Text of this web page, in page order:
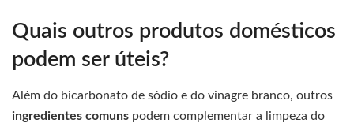
Quais outros produtos domésticos
podem ser úteis?
Além do bicarbonato de sódio e do vinagre branco, outros
ingredientes comuns podem complementar a limpeza do